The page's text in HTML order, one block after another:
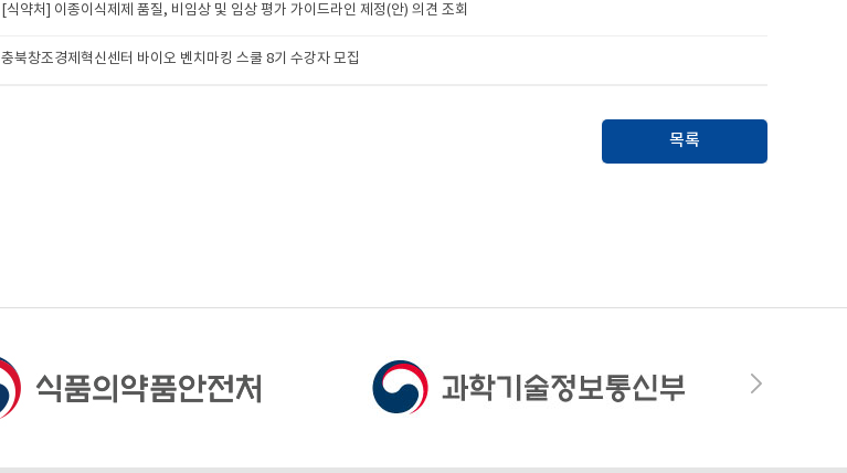
[식약처] 이종이식제제 품질, 비임상 및 임상 평가 가이드라인 제정(안) 의견 조회
충북창조경제혁신센터 바이오 벤치마킹 스쿨 8기 수강자 모집
목록